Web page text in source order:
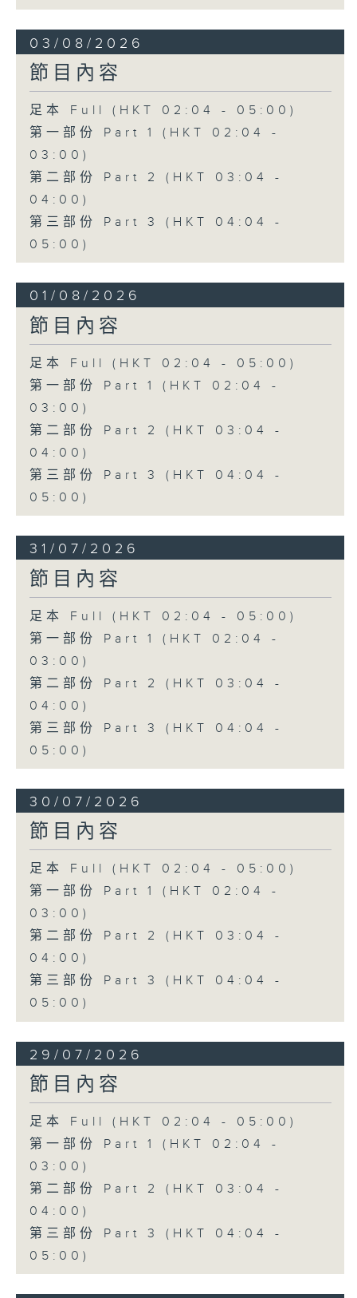
03/08/2026
節目內容
足本 Full (HKT 02:04 - 05:00)
第一部份 Part 1 (HKT 02:04 -
03:00)
第二部份 Part 2 (HKT 03:04 -
04:00)
第三部份 Part 3 (HKT 04:04 -
05:00)
01/08/2026
節目內容
足本 Full (HKT 02:04 - 05:00)
第一部份 Part 1 (HKT 02:04 -
03:00)
第二部份 Part 2 (HKT 03:04 -
04:00)
第三部份 Part 3 (HKT 04:04 -
05:00)
31/07/2026
節目內容
足本 Full (HKT 02:04 - 05:00)
第一部份 Part 1 (HKT 02:04 -
03:00)
第二部份 Part 2 (HKT 03:04 -
04:00)
第三部份 Part 3 (HKT 04:04 -
05:00)
30/07/2026
節目內容
足本 Full (HKT 02:04 - 05:00)
第一部份 Part 1 (HKT 02:04 -
03:00)
第二部份 Part 2 (HKT 03:04 -
04:00)
第三部份 Part 3 (HKT 04:04 -
05:00)
29/07/2026
節目內容
足本 Full (HKT 02:04 - 05:00)
第一部份 Part 1 (HKT 02:04 -
03:00)
第二部份 Part 2 (HKT 03:04 -
04:00)
第三部份 Part 3 (HKT 04:04 -
05:00)